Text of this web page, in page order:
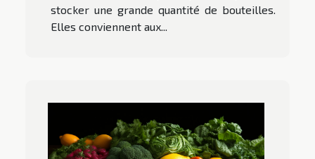
stocker une grande quantité de bouteilles.
Elles conviennent aux...